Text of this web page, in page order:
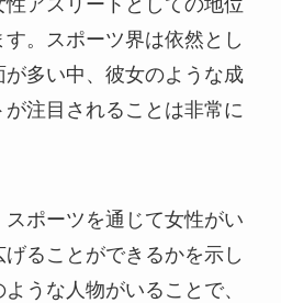
。スポーツ界は依然とし
多い中、彼女のような成
注目されることは非常に
スポーツを通じて女性がい
ることができるかを示し
うな人物がいることで、